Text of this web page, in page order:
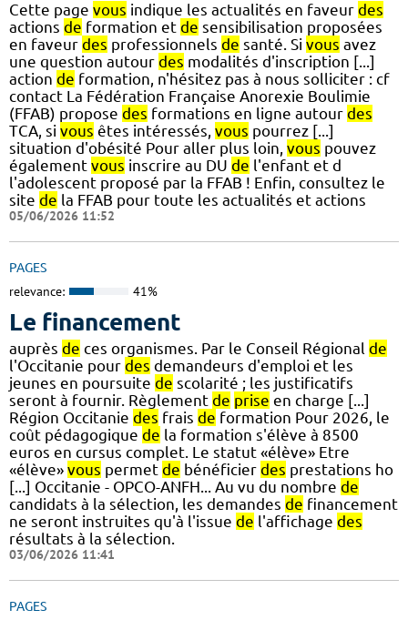
Cette page vous indique les actualités en faveur des
actions de formation et de sensibilisation proposées
en faveur des professionnels de santé. Si vous avez
une question autour des modalités d'inscription [...]
action de formation, n'hésitez pas à nous solliciter : cf
contact La Fédération Française Anorexie Boulimie
(FFAB) propose des formations en ligne autour des
TCA, si vous êtes intéressés, vous pourrez [...]
situation d'obésité Pour aller plus loin, vous pouvez
également vous inscrire au DU de l'enfant et d
l'adolescent proposé par la FFAB ! Enfin, consultez le
site de la FFAB pour toute les actualités et actions
05/06/2026 11:52
PAGES
relevance: 41%
Le financement
auprès de ces organismes. Par le Conseil Régional de
l'Occitanie pour des demandeurs d'emploi et les
jeunes en poursuite de scolarité ; les justificatifs
seront à fournir. Règlement de prise en charge [...]
Région Occitanie des frais de formation Pour 2026, le
coût pédagogique de la formation s'élève à 8500
euros en cursus complet. Le statut «élève» Etre
«élève» vous permet de bénéficier des prestations ho
[...] Occitanie - OPCO-ANFH... Au vu du nombre de
candidats à la sélection, les demandes de financement
ne seront instruites qu'à l'issue de l'affichage des
résultats à la sélection.
03/06/2026 11:41
PAGES